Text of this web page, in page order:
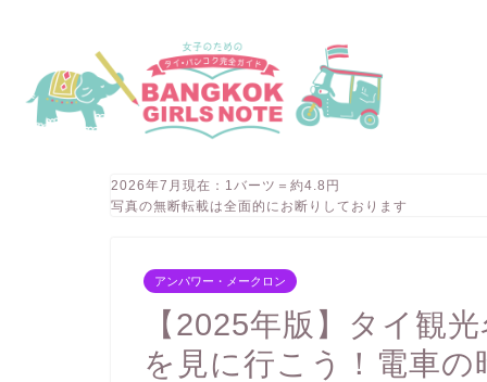
2026年7月現在：1バーツ＝約4.8円
写真の無断転載は全面的にお断りしております
アンパワー・メークロン
【2025年版】タイ観
を見に行こう！電車